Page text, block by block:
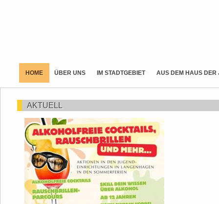
HOME ÜBER UNS IM STADTGEBIET AUS DEM HAUS DER
AKTUELL